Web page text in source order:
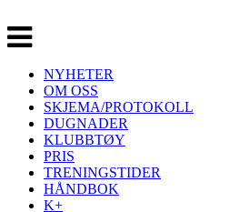
Veksle
navigasjon
NYHETER
OM OSS
SKJEMA/PROTOKOLL
DUGNADER
KLUBBTØY
PRIS
TRENINGSTIDER
HÅNDBOK
K+